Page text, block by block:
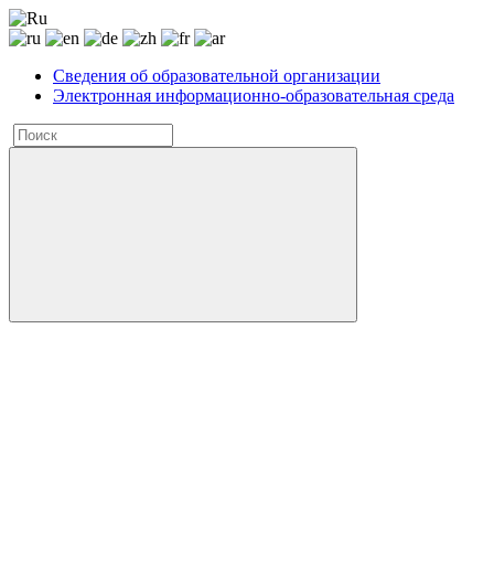
Сведения об образовательной организации
Электронная информационно-образовательная среда